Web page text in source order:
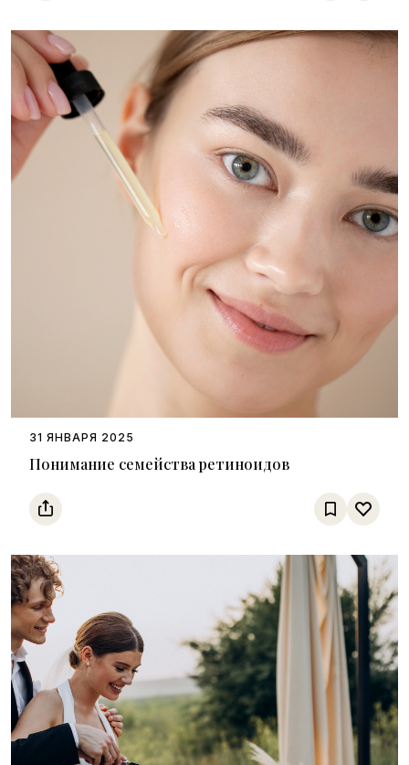
Понимание семейства ретиноидов
31 ЯНВАРЯ 2025